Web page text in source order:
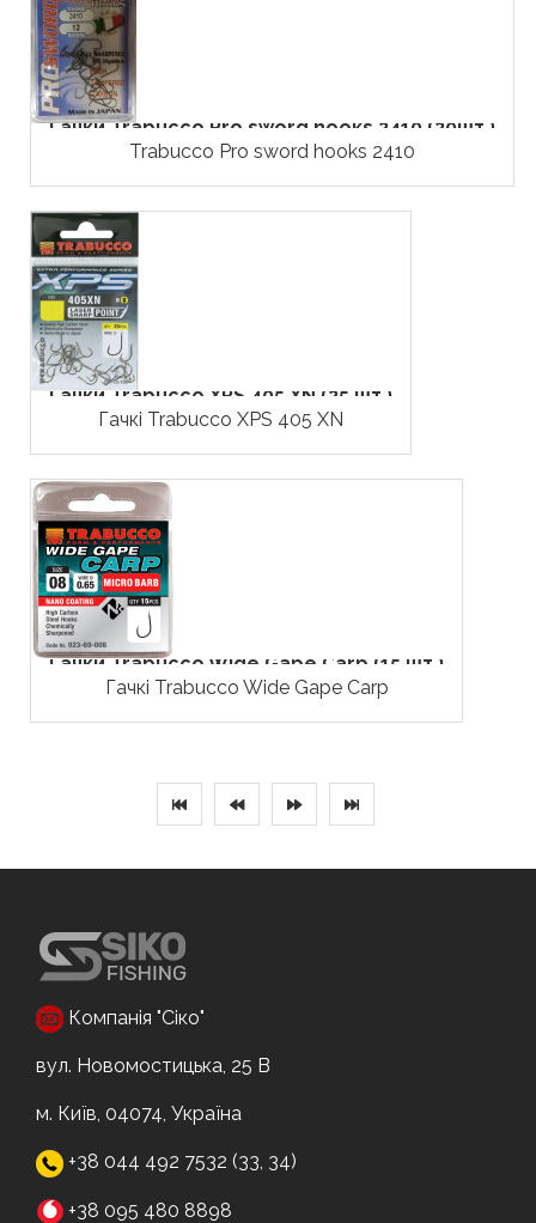
Гачки Trabucco Pro sword hooks 2410 (20шт.)
Trabucco Pro sword hooks 2410
Гачки Trabucco XPS 405 XN (25 шт.)
Гачкі Trabucco XPS 405 XN
Гачки Trabucco Wide Gape Carp (15 шт.)
Гачкі Trabucco Wide Gape Carp
Компанія "Сіко"
вул. Новомостицька, 25 В
м. Київ, 04074, Україна
+38 044 492 7532 (33, 34)
+38 095 480 8898